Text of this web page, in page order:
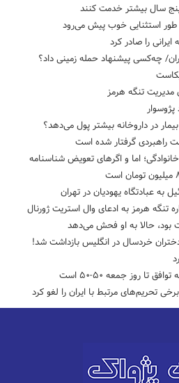
پنج سال بیشتر خدمت کنند
طور استثنایی خوب پیش می‌رود
را صادر کرد
چه‌کسی پیشنهاد حمله زمینی داد؟
مدیریت تنگه هرمز
در داروخانه بیشتر پول می‌دهد؟
راهبردی گرفتار شده است
اما و اگرهای تعویض شناسنامه
تنگه هرمز به ادعای وال استریت ژورنال
حالا به او فحش می‌دهد
خردسال در انگلیس بازداشت شد!
تا روز جمعه ۵۰-۵۰ است
تحریم‌های مرتبط با ایران را لغو کرد